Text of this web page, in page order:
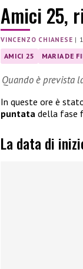
Amici 25,
VINCENZO CHIANESE |
AMICI 25 MARIA DE
Quando è prevista
In queste ore è
puntata della fase
La data di